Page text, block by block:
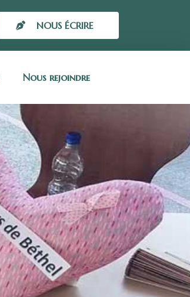
NOUS ÉCRIRE
Nous rejoindre